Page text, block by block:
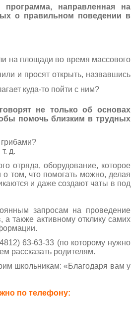
направленная на
о правильном поведении в
на площади во время массового
и просят открыть, назвавшись
куда-то пойти с ним?
не только об основах
помочь близким в трудных
д.
отряда, оборудование, которое
том, что помогать можно, делая
и даже создают чаты в под
запросам на проведение
а также активному отклику самих
63-63-33 (по которому нужно
рассказать родителям.
школьникам: «Благодаря вам у
по телефону: